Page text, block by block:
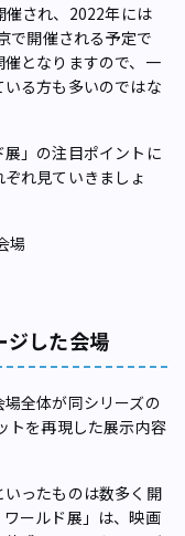
され、2022年には
で開催される予定で
となりますので、一
る方も多いのではな
」の注目ポイントに
れ見ていきましょ
場
ジした会場
全体が同シリーズの
トを再現した展示内容
ったものは数多く開
ールド展」は、映画